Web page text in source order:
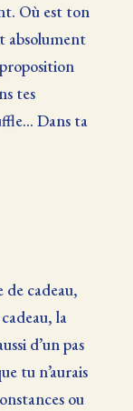
Où est ton
absolument
tes
Dans ta
de cadeau,
la
d’un pas
tu n’aurais
ou